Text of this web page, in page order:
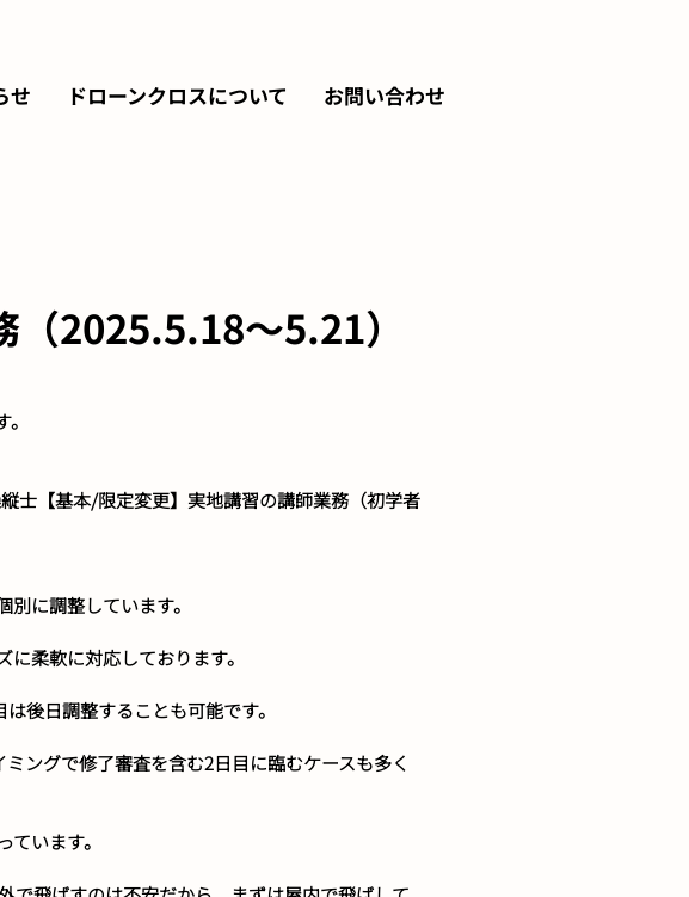
せ ドローンクロスについて お問い合わせ
2025.5.18～5.21）
士【基本/限定変更】実地講習の講師業務（初学者
に調整しています。
柔軟に対応しております。
後日調整することも可能です。
ングで修了審査を含む2日目に臨むケースも多く
います。